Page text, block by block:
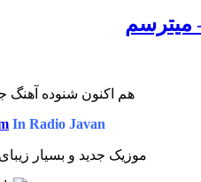
میترسم
هم اکنون شنوده آهنگ
In Radio Javan
موزیک جدید و بسیار